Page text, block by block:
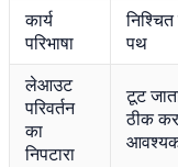
कार्य
परिभाषा
पथ
लेआउट
परिवर्तन
का
निपटारा
टूट
ठीक